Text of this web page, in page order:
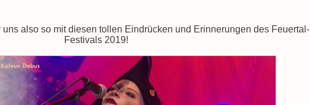
also so mit diesen tollen Eindrücken und Erinnerungen des Feuertal-
Festivals 2019!